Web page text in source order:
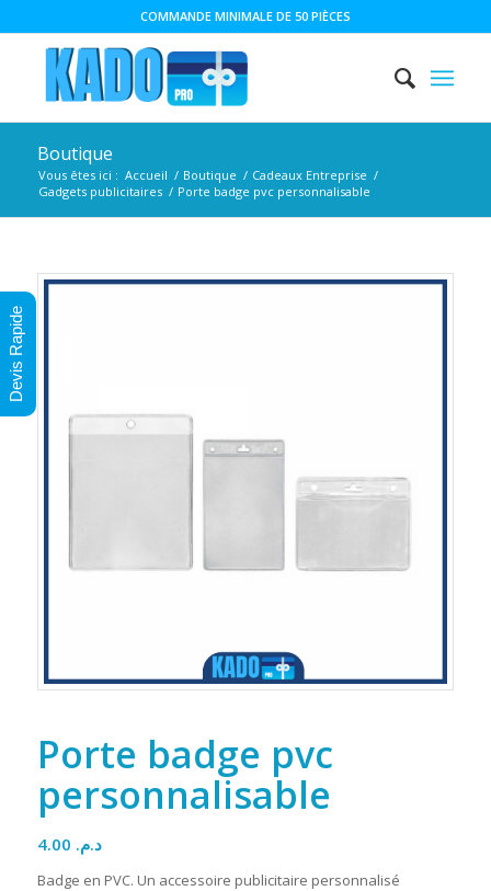
COMMANDE MINIMALE DE 50 PIÈCES
Boutique
Vous êtes ici : Accueil / Boutique / Cadeaux Entreprise /
Gadgets publicitaires / Porte badge pvc personnalisable
Porte badge pvc
personnalisable
د.م.
Badge en PVC. Un accessoire publicitaire personnalisé
Devis Rapide